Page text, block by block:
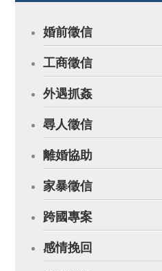
婚前徵信
工商徵信
外遇抓姦
尋人徵信
離婚協助
家暴徵信
跨國專案
感情挽回